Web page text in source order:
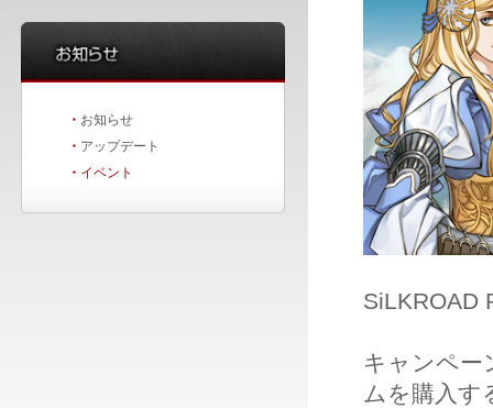
・ お知らせ
・ アップデート
・ イベント
キャンペー
ムを購入す